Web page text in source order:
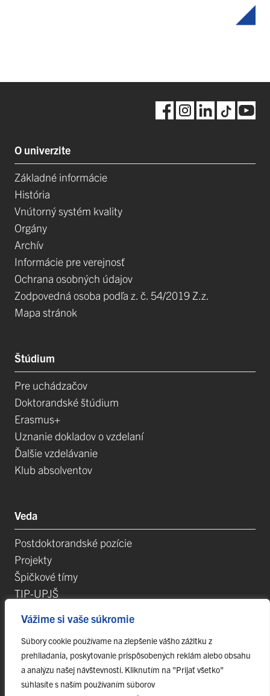
Vážime si vaše súkromie
Súbory cookie používame na zlepšenie vášho zážitku z
prehliadania, poskytovanie prispôsobených reklám alebo obsahu
a analýzu našej návštevnosti. Kliknutím na "Prijať všetko"
súhlasíte s naším používaním súborov
O univerzite
Základné informácie
História
Vnútorný systém kvality
Orgány
Archív
Informácie pre verejnosť
Ochrana osobných údajov
Zodpovedná osoba podľa z. č. 54/2019 Z.z.
Mapa stránok
Štúdium
Pre uchádzačov
Doktorandské štúdium
Erasmus+
Uznanie dokladov o vzdelaní
Ďalšie vzdelávanie
Klub absolventov
Veda
Postdoktorandské pozície
Projekty
Špičkové tímy
TIP-UPJŠ
Evidencia publikačnej činnosti
Habilitačné a vymenúvacie konania